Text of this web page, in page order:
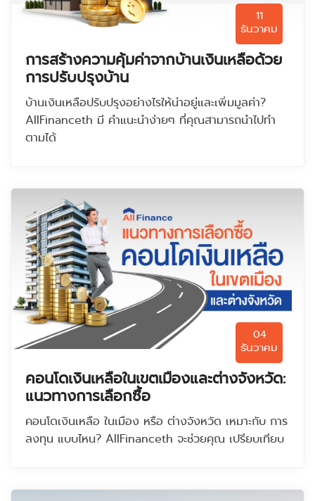
11
ธันวาคม
การสร้างความคุ้มค่าจากบ้านเงินเหลือด้วย
การปรับปรุงบ้าน
บ้านเงินเหลือปรับปรุงอย่างไรให้น่าอยู่และเพิ่มมูลค่า?
AllFinanceth มี คำแนะนำง่ายๆ ที่คุณสามารถนำไปทำ
ตามได้
04
ธันวาคม
คอนโดเงินเหลือในเขตเมืองและต่างจังหวัด:
แนวทางการเลือกซื้อ
คอนโดเงินเหลือ ในเมือง หรือ ต่างจังหวัด เหมาะกับ การ
ลงทุน แบบไหน? AllFinanceth จะช่วยคุณ เปรียบเทียบ